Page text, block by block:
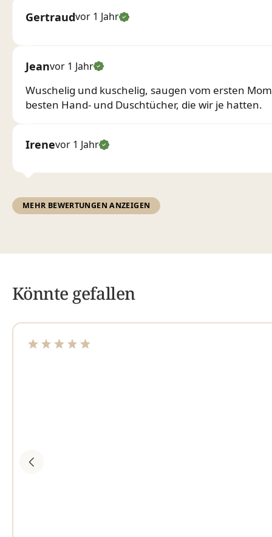
Gertraudvor 1 Jahr
Jeanvor 1 Jahr
Wuschelig und kuschelig, saugen vom ersten
besten Hand- und Duschtücher, die wir je hatten.
Irenevor 1 Jahr
MEHR BEWERTUNGEN ANZEIGEN
Könnte gefallen